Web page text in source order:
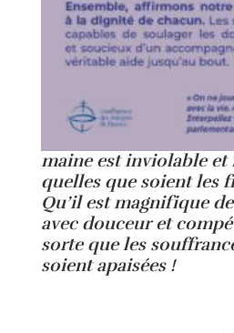
maine est inviolable et
quelles que soient les
Qu’il est magnifique
avec douceur et
sorte que les
soient apaisées !